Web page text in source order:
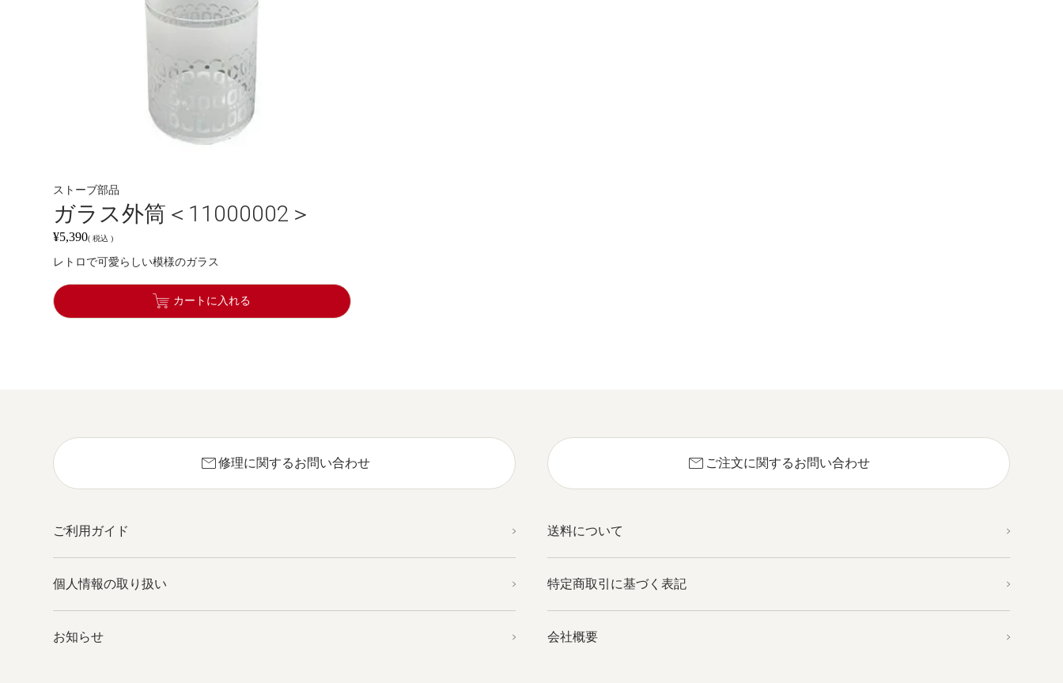
ストーブ部品
ガラス外筒＜11000002＞
¥5,390 税込
レトロで可愛らしい模様のガラス
カートに入れる
mail修理に関するお問い合わせ mail ご注文に関するお問い合わせ
ご利用ガイド 送料について
個人情報の取り扱い 特定商取引に基づく表記
お知らせ 会社概要